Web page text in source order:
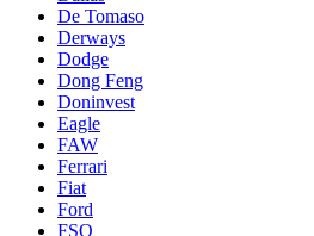
De Tomaso
Derways
Dodge
Dong Feng
Doninvest
Eagle
FAW
Ferrari
Fiat
Ford
FSO